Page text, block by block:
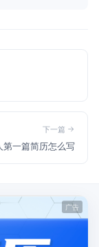
下一篇
第一篇简历怎么写